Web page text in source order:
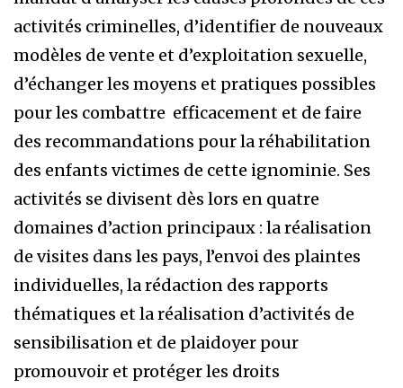
activités criminelles, d’identifier de nouveaux
modèles de vente et d’exploitation sexuelle,
d’échanger les moyens et pratiques possibles
pour les combattre efficacement et de faire
des recommandations pour la réhabilitation
des enfants victimes de cette ignominie. Ses
activités se divisent dès lors en quatre
domaines d’action principaux : la réalisation
de visites dans les pays, l’envoi des plaintes
individuelles, la rédaction des rapports
thématiques et la réalisation d’activités de
sensibilisation et de plaidoyer pour
promouvoir et protéger les droits